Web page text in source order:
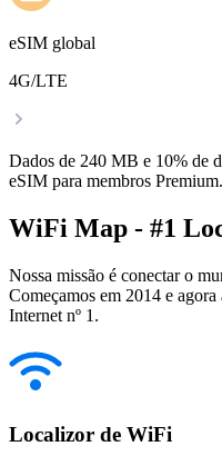
eSIM global
4G/LTE
Dados de 240 MB e 10% de
eSIM para membros Premium.
WiFi Map - #1
Nossa missão é conectar o
Começamos em 2014 e
Internet nº 1.
Localizor de WiFi